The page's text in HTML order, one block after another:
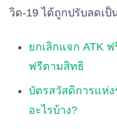
วิด-19 ได้ถูกปรับลดเป็
ยกเลิกแจก ATK
ฟรีตามสิทธิ
บัตรสวัสดิการแห่
อะไรบ้าง?